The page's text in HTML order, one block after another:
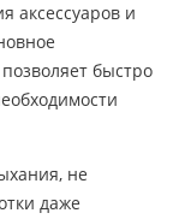
аксессуаров и
быстро
не
даже